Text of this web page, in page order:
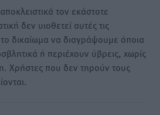
τον εκάστοτε
δεν υιοθετεί αυτές τις
δικαίωμα να διαγράψουμε όποια
ή περιέχουν ύβρεις, χωρίς
Χρήστες που δεν τηρούν τους